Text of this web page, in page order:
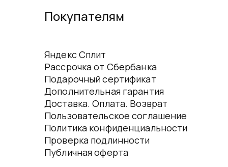
Покупателям
Яндекс Сплит
Рассрочка от Сбербанка
Подарочный сертификат
Дополнительная гарантия
Доставка. Оплата. Возврат
Пользовательское соглашение
Политика конфиденциальности
Проверка подлинности
Публичная оферта